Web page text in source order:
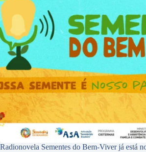
Radionovela Sementes do Bem-Viver já está